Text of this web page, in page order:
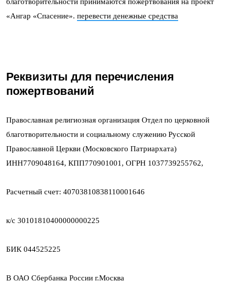
«Ангар «Спасение». перевести денежные средства
Реквизиты для перечисления
пожертвований
Православная религиозная организация Отдел по церковной
благотворительности и социальному служению Русской
Православной Церкви (Московского Патриархата)
ИНН7709048164, КПП770901001, ОГРН 1037739255762,
Расчетный счет: 40703810838110001646
к/с 30101810400000000225
БИК 044525225
В ОАО Сбербанка России г.Москва